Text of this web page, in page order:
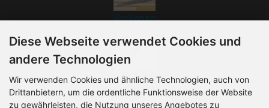
Vorkasse
Rechnung
Diese Webseite verwendet Cookies und
andere Technologien
Wir verwenden Cookies und ähnliche Technologien, auch von
Drittanbietern, um die ordentliche Funktionsweise der Website
zu gewährleisten, die Nutzung unseres Angebotes zu